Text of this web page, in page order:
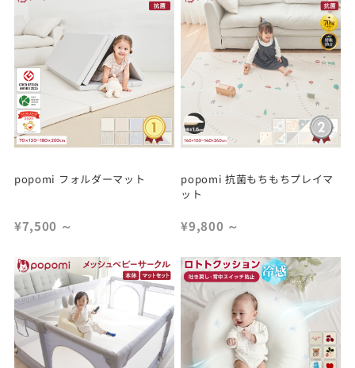
popomi フォルダーマット
¥7,500 ～
popomi 抗菌もちもちプレイマ
ット
¥9,800 ～